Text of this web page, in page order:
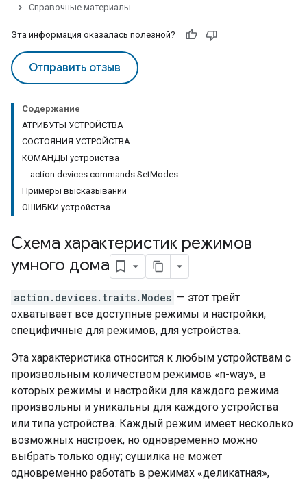
Справочные материалы
Эта информация оказалась полезной?
Отправить отзыв
Содержание
АТРИБУТЫ УСТРОЙСТВА
СОСТОЯНИЯ УСТРОЙСТВА
КОМАНДЫ устройства
action.devices.commands.SetModes
Примеры высказываний
ОШИБКИ устройства
Схема характеристик режимов
умного дома
action.devices.traits.Modes — этот трейт
охватывает все доступные режимы и настройки,
специфичные для режимов, для устройства.
Эта характеристика относится к любым устройствам с
произвольным количеством режимов «n-way», в
которых режимы и настройки для каждого режима
произвольны и уникальны для каждого устройства
или типа устройства. Каждый режим имеет несколько
возможных настроек, но одновременно можно
выбрать только одну; сушилка не может
одновременно работать в режимах «деликатная»,